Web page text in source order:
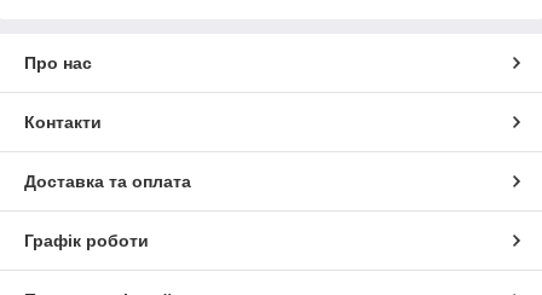
Про нас
Контакти
Доставка та оплата
Графік роботи